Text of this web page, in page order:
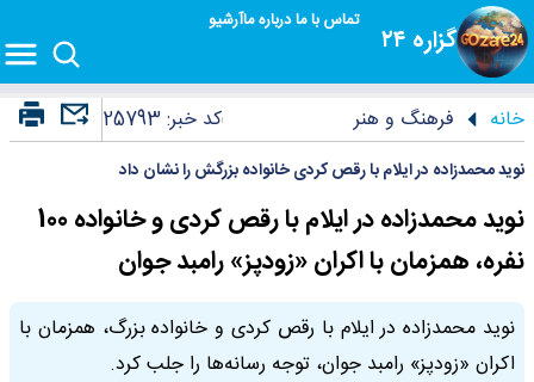
گزاره ۲۴
تماس با مادرباره ماآرشیو
خانه فرهنگ و هنر کد خبر: 25793
نوید محمدزاده در ایلام با رقص کردی خانواده بزرگش را نشان داد
نوید محمدزاده در ایلام با رقص کردی و خانواده 100
نفره، همزمان با اکران «زودپز» رامبد جوان
نوید محمدزاده در ایلام با رقص کردی و خانواده بزرگ، همزمان با
اکران «زودپز» رامبد جوان، توجه رسانه‌ها را جلب کرد.